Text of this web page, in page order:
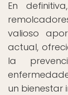
En
valioso
actual,
la
un bienestar